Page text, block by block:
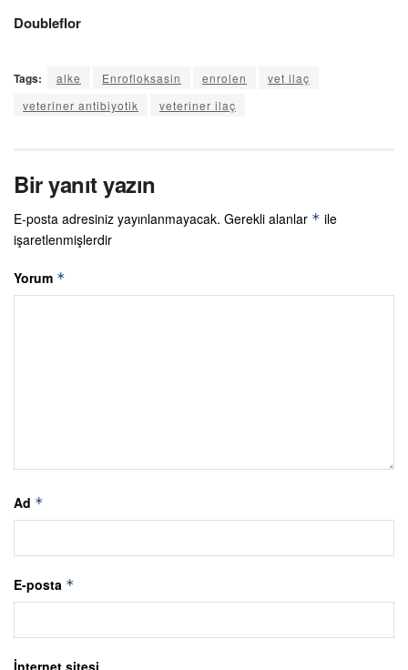
Doubleflor
Tags: alke Enrofloksasin enrolen
vet ilaç
veteriner antibiyotik
veteriner ilaç
Bir yanıt yazın
E-posta adresiniz yayınlanmayacak. Gerekli alanlar * ile
işaretlenmişlerdir
Yorum *
Ad *
E-posta *